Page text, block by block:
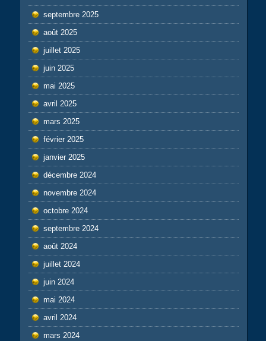
septembre 2025
août 2025
juillet 2025
juin 2025
mai 2025
avril 2025
mars 2025
février 2025
janvier 2025
décembre 2024
novembre 2024
octobre 2024
septembre 2024
août 2024
juillet 2024
juin 2024
mai 2024
avril 2024
mars 2024